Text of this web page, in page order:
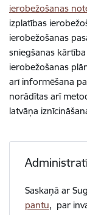
ierobežošanas
izplatības
ierobežošanas
sniegšanas
ierobežošanas
arī informēšana
norādītas arī
latvāņa
Saskaņā ar
pantu, par